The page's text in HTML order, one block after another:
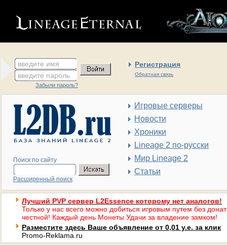
введите имя Регистрация
Обратная связь
введите пароль
Забыли пароль?
Поиск по сайту
Расширенный поиск
Игровые серверы
Новости
Хроники
Lineage 2 по-русски
Мир Lineage 2
Статьи
Лучший PVP сервер L2Essence которому нет аналогов!
Только у нас всего можно добиться игровым путем без
честной! Каждый день Монеты Удачи за владение замком!
Разместите здесь Ваше объявление от 0,01 у.е. за клик
Promo-Reklama.ru